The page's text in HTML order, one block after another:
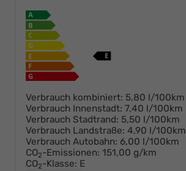
Verbrauch kombiniert: 5,80 l/100km
Verbrauch Innenstadt: 7,40 l/100km
Verbrauch Stadtrand: 5,50 l/100km
Verbrauch Landstraße: 4,90 l/100km
Verbrauch Autobahn: 6,00 l/100km
CO2-Emissionen: 151,00 g/km
CO2-Klasse: E